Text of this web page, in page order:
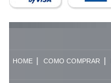
HOME| COMO COMPRAR |